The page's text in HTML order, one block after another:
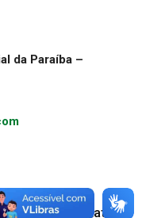
da Paraíba –
Nota Orientativa